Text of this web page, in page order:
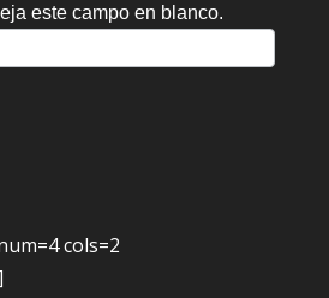
este campo en blanco.
cols=2